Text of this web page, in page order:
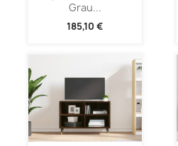
Grau...
185,10 €